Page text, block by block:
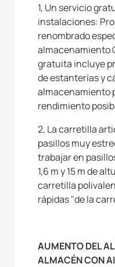
1, Un servicio
instalaciones:
renombrado
almacenamiento
gratuita incluye
de estanterías y
almacenamiento
rendimiento
2, La carretilla
pasillos muy
trabajar en
1,6 m y 15 m de
carretilla
rápidas "de la
AUMENTO DEL
ALMACÉN CON